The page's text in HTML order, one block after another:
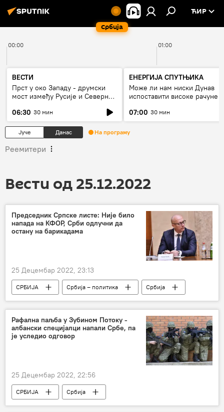
Србија
ЋИР
00:00 01:00
ВЕСТИ
Прст у око Западу - друмски
мост између Русије и Северне
06:30 30 мин
ЕНЕРГИЈА СПУТЊИКА
Може ли нам ниски Дунав
испоставити високе рачуне
07:00 30 мин
Јуче Данас На програму
Реемитери
Вести од 25.12.2022
Председник Српске листе: Није било
напада на КФОР, Срби одлучни да
остану на барикадама
25 Децембар 2022, 23:13
СРБИЈА Србија – политика
Србија
Политика
Косово и Метохија (КиМ)
Криза на северу КиМ
Рафална паљба у Зубином Потоку -
албански специјалци напали Србе, па
је уследио одговор
25 Децембар 2022, 22:56
СРБИЈА
Србија
Косово и Метохија (КиМ)